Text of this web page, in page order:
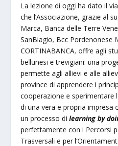
La lezione di oggi ha dato il
che l’Associazione, grazie al
Marca, Banca delle Terre
SanBiagio, Bcc Pordenonese
CORTINABANCA, offre agli
bellunesi e trevigiani: una
permette agli allievi e alle
province di apprendere i
cooperazione e sperimentare
di una vera e propria impresa
un processo dilearning by
perfettamente con i Percorsi
Trasversali e per